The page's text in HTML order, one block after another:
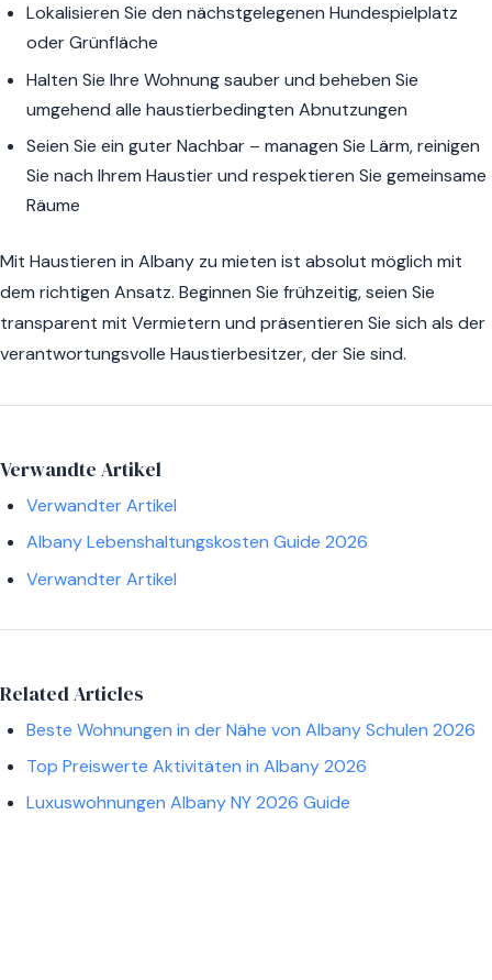
Lokalisieren Sie den nächstgelegenen Hundespielplatz
oder Grünfläche
Halten Sie Ihre Wohnung sauber und beheben Sie
umgehend alle haustierbedingten Abnutzungen
Seien Sie ein guter Nachbar – managen Sie Lärm, reinigen
Sie nach Ihrem Haustier und respektieren Sie gemeinsame
Räume
Mit Haustieren in Albany zu mieten ist absolut möglich mit
dem richtigen Ansatz. Beginnen Sie frühzeitig, seien Sie
transparent mit Vermietern und präsentieren Sie sich als der
verantwortungsvolle Haustierbesitzer, der Sie sind.
Verwandte Artikel
Verwandter Artikel
Albany Lebenshaltungskosten Guide 2026
Verwandter Artikel
Related Articles
Beste Wohnungen in der Nähe von Albany Schulen 2026
Top Preiswerte Aktivitäten in Albany 2026
Luxuswohnungen Albany NY 2026 Guide